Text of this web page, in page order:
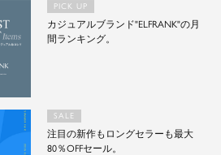
PICK UP
カジュアルブランド"ELFRANK"の月
間ランキング。
SALE
注目の新作もロングセラーも最大
80％OFFセール。